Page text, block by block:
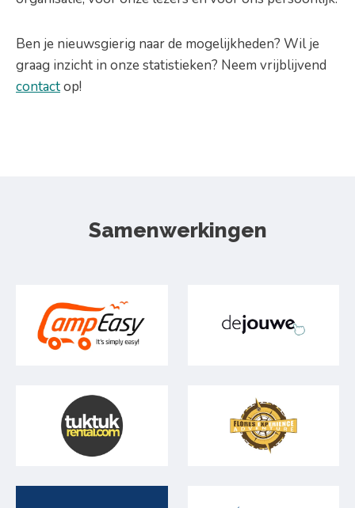
Ben je nieuwsgierig naar de mogelijkheden? Wil je
graag inzicht in onze statistieken? Neem vrijblijvend
contactop!
Samenwerkingen